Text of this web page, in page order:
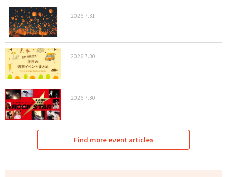
2026.7.31
2026.7.30
2026.7.30
Find more event articles